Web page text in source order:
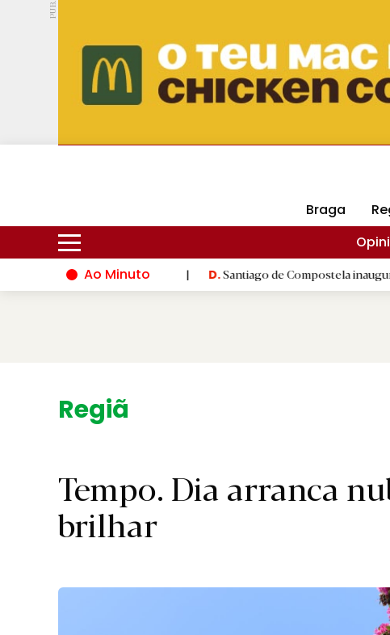
PUB.
Hoje 14ºC 31ºC DMtv
Braga
Ao Minuto
mundo da moda | D. Santiago de Compostela inaugura XVI
Região.
Tempo. Dia arranca
brilhar